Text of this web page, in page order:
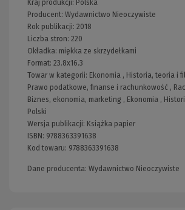
Kraj produkcji: Polska
Producent: Wydawnictwo Nieoczywiste
Rok publikacji: 2018
Liczba stron: 220
Okładka: miękka ze skrzydełkami
Format: 23.8x16.3
Towar w kategorii: Ekonomia , Historia, teoria i
Prawo podatkowe, finanse i rachunkowość ,
Biznes, ekonomia, marketing , Ekonomia ,
Polski
Wersja publikacji: Książka papier
ISBN: 9788363391638
Kod towaru: 9788363391638
Dane producenta: Wydawnictwo Nieoczywiste